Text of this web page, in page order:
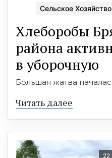
Сельское Хозяйство
Хлеборобы
района
в уборочную
Большая жатва
Читать далее